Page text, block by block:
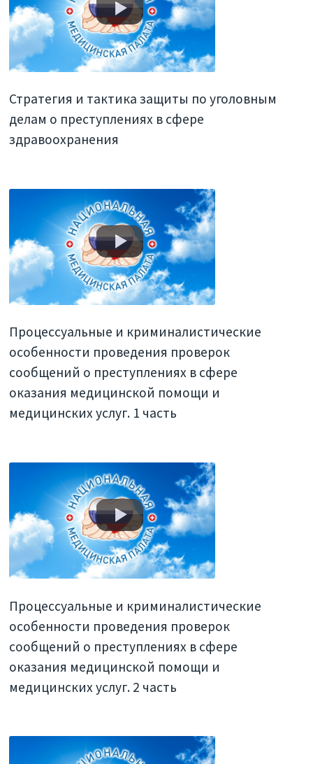
Стратегия и тактика защиты по уголовным
делам о преступлениях в сфере
здравоохранения
Процессуальные и криминалистические
особенности проведения проверок
сообщений о преступлениях в сфере
оказания медицинской помощи и
медицинских услуг. 1 часть
Процессуальные и криминалистические
особенности проведения проверок
сообщений о преступлениях в сфере
оказания медицинской помощи и
медицинских услуг. 2 часть